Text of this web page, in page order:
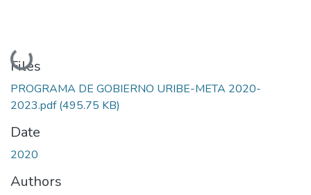
Loading...
Files
PROGRAMA DE GOBIERNO URIBE-META 2020-
2023.pdf(495.75 KB)
Date
2020
Authors